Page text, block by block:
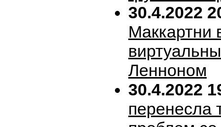
30.4.2022
Маккартни
Ленноном
30.4.2022
перенесла